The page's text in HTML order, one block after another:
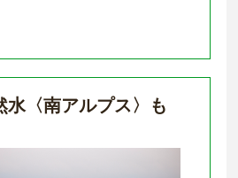
〈南アルプス〉も